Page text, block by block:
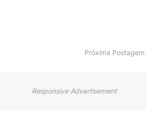
Próxima Postagem
Responsive Advertisement